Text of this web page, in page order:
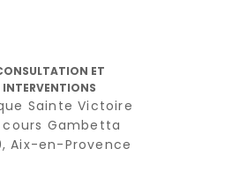
ET
INTERVENTIONS
Sainte Victoire
cours Gambetta
Aix-en-Provence